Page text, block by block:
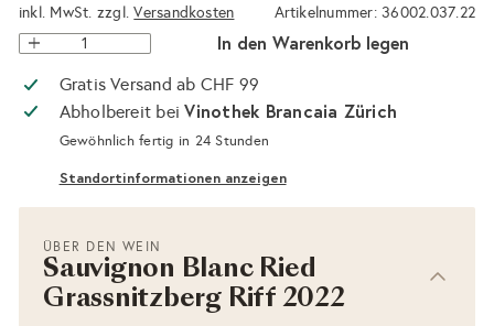
inkl. MwSt. zzgl.Versandkosten Artikelnummer: 36002.037.22
In den Warenkorb legen
Gratis Versand ab CHF 99
Abholbereit beiVinothek Brancaia Zürich
Gewöhnlich fertig in 24 Stunden
Standortinformationen anzeigen
ÜBER DEN WEIN
Sauvignon Blanc Ried
Grassnitzberg Riff 2022